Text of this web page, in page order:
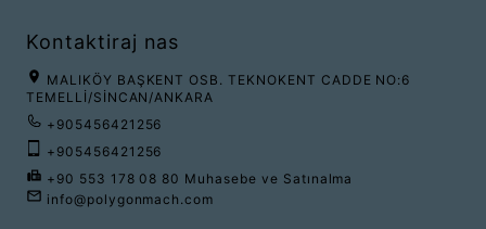
Kontaktiraj nas
MALIKÖY BAŞKENT OSB. TEKNOKENT CADDE NO:6
TEMELLİ/SİNCAN/ANKARA
+905456421256
+905456421256
+90 553 178 08 80 Muhasebe ve Satınalma
info@polygonmach.com